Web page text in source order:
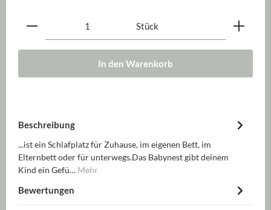
Produkt Anzahl: Gib den gewünschten Wert ein
Stück
In den Warenkorb
Beschreibung
...ist ein Schlafplatz für Zuhause, im eigenen Bett, im
Elternbett oder für unterwegs.Das Babynest gibt deinem
Kind ein Gefü… Mehr
Bewertungen